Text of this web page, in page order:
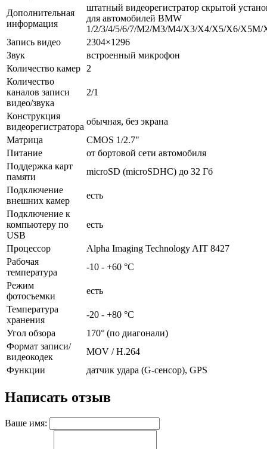
Дополнительная
информация
штатный видеорегистратор скрытой
для автомобилей BMW
1/2/3/4/5/6/7/M2/M3/M4/X3/X4/X5/X6/X5M/
Запись видео
2304×1296
Звук
встроенный микрофон
Количество камер
2
Количество
каналов записи
видео/звука
2/1
Конструкция
видеорегистратора
обычная, без экрана
Матрица
CMOS 1/2.7"
Питание
от бортовой сети автомобиля
Поддержка карт
памяти
microSD (microSDHC) до 32 Гб
Подключение
внешних камер
есть
Подключение к
компьютеру по
USB
есть
Процессор
Alpha Imaging Technology AIT 8427
Рабочая
температура
-10 - +60 °C
Режим
фотосъемки
есть
Температура
хранения
-20 - +80 °C
Угол обзора
170° (по диагонали)
Формат записи/
видеокодек
MOV / H.264
Функции
датчик удара (G-сенсор), GPS
Написать отзыв
Ваше имя: